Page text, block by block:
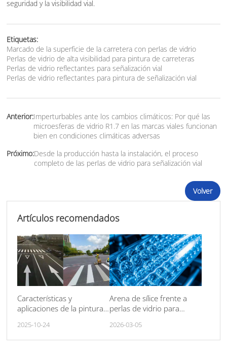
seguridad y la visibilidad vial.
Etiquetas:
Marcado de la superficie de la carretera con perlas de vidrio
Perlas de vidrio de alta visibilidad para pintura de carreteras
Perlas de vidrio reflectantes para señalización vial
Perlas de vidrio reflectantes para pintura de señalización vial
Anterior:Imperturbables ante los cambios climáticos: Por qué las
microesferas de vidrio R1.7 en las marcas viales funcionan
bien en condiciones climáticas adversas
Próximo:Desde la producción hasta la instalación, el proceso
completo de las perlas de vidrio para señalización vial
Volver
Artículos recomendados
Características y
aplicaciones de la pintura
componentes
2025-10-24
Arena de sílice frente a
perlas de vidrio para
2026-03-05